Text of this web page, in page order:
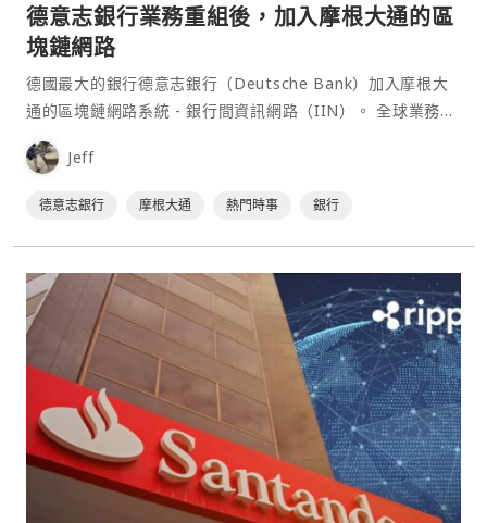
德意志銀行業務重組後，加入摩根大通的區
塊鏈網路
德國最大的銀行德意志銀行（Deutsche Bank）加入摩根大
通的區塊鏈網路系統 - 銀行間資訊網路（IIN）。 全球業務縮
減後加入 IIN 該項目於 2017 年試點運作，以摩根大通為首
的區塊⋯
Jeff
德意志銀行 摩根大通 熱門時事 銀行